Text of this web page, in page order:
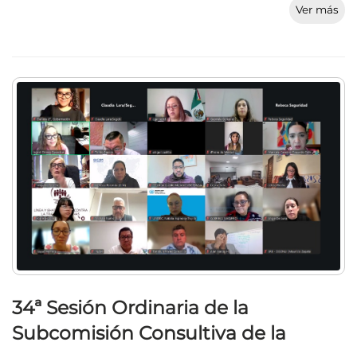
Ver más
34ª Sesión Ordinaria de la
Subcomisión Consultiva de la